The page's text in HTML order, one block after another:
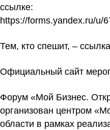
ссылке:
https://forms.yandex.ru/u/
Тем, кто спешит, –
Официальный сайт
Форум «Мой Бизнес.
организован центром
области в рамках